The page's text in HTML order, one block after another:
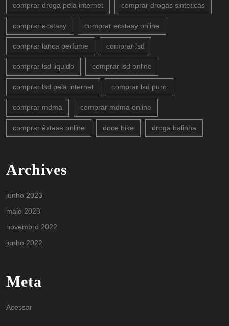
comprar droga pela internet comprar drogas sinteticas
comprar ecstasy comprar ecstasy online
comprar lanca perfume comprar lsd
comprar lsd liquido comprar lsd online
comprar lsd pela internet comprar lsd puro
comprar mdma comprar mdma online
comprar êxtase online doce bike droga balinha
Archives
junho 2023
maio 2023
novembro 2022
junho 2022
Meta
Acessar